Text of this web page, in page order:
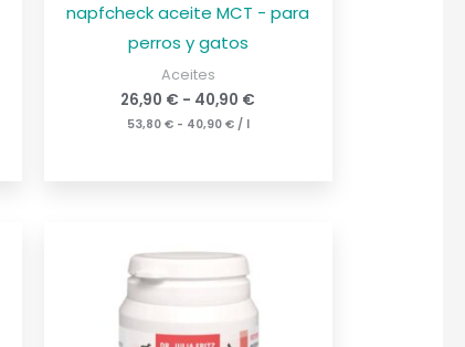
napfcheck aceite MCT - para
perros y gatos
Aceites
26,90 € - 40,90 €
53,80 €- 40,90 €/ l